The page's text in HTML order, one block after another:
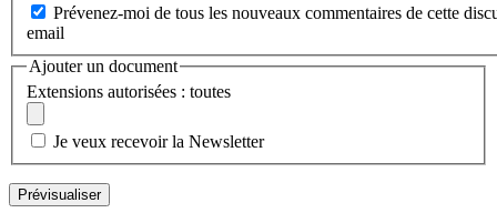
Prévenez-moi de tous les nouveaux commentaires de cette
email
Ajouter un document
Extensions autorisées : toutes
Je veux recevoir la Newsletter